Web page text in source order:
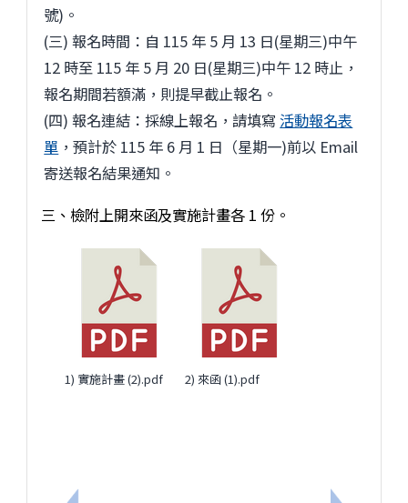
號)。
(三) 報名時間：自 115 年 5 月 13 日(星期三)中午
12 時至 115 年 5 月 20 日(星期三)中午 12 時止，
報名期間若額滿，則提早截止報名。
(四) 報名連結：採線上報名，請填寫活動報名表
單 ，預計於 115 年 6 月 1 日（星期一)前以 Email
寄送報名結果通知。
三、檢附上開來函及實施計畫各 1 份。
1) 實施計畫 (2).pdf 2) 來函 (1).pdf